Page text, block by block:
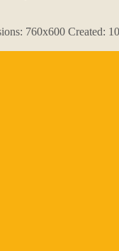
760x600 Created: